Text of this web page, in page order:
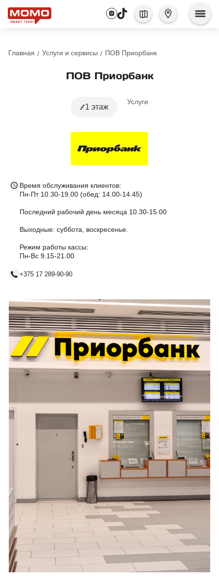
Главная Услуги и сервисы ПОВ Приорбанк
ПОВ Приорбанк
1 этаж
Услуги
Время обслуживания клиентов:
Пн-Пт 10.30-19.00 (обед: 14.00-14.45)
Последний рабочий день месяца 10.30-15.00
Выходные: суббота, воскресенье.
Режим работы кассы:
Пн-Вс 9.15-21.00
+375 17 289-90-90